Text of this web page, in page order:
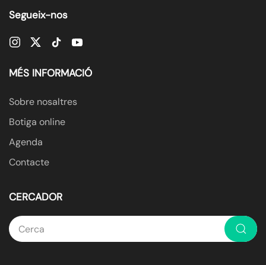
Segueix-nos
MÉS INFORMACIÓ
Sobre nosaltres
Botiga online
Agenda
Contacte
CERCADOR